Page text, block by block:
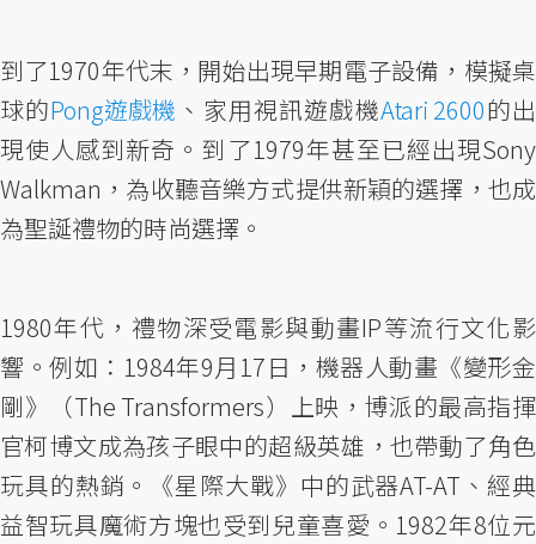
到了1970年代末，開始出現早期電子設備，模擬桌
球的Pong遊戲機 、家用視訊遊戲機Atari 2600的出
現使人感到新奇。到了1979年甚至已經出現Sony
Walkman，為收聽音樂方式提供新穎的選擇，也成
為聖誕禮物的時尚選擇。
1980年代，禮物深受電影與動畫IP等流行文化影
響。例如：1984年9月17日，機器人動畫《變形金
剛》（The Transformers）上映，博派的最高指揮
官柯博文成為孩子眼中的超級英雄，也帶動了角色
玩具的熱銷。《星際大戰》中的武器AT-AT、經典
益智玩具魔術方塊也受到兒童喜愛。1982年8位元